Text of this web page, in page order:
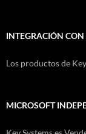
INTEGRACIÓN CON
Los productos de
MICROSOFT